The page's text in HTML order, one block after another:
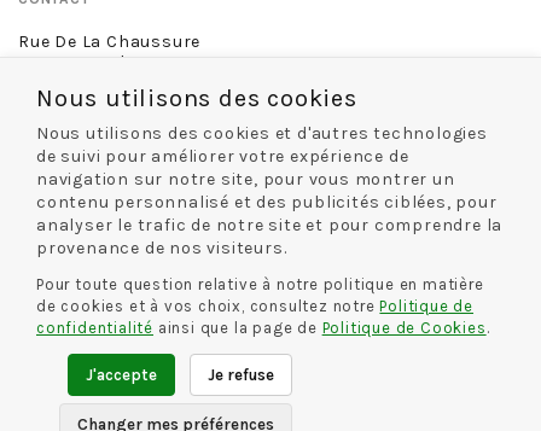
Rue De La Chaussure
46 rue Royale
02 38 68 60 13
NOS MODES DE LIVRAISON
NOS MODES DE PAIEMENT
Paramètres des cookies
Nous utilisons des cookies
Nous utilisons des cookies et d'autres technologies
de suivi pour améliorer votre expérience de
navigation sur notre site, pour vous montrer un
contenu personnalisé et des publicités ciblées, pour
analyser le trafic de notre site et pour comprendre la
provenance de nos visiteurs.
Pour toute question relative à notre politique en matière
de cookies et à vos choix, consultez notrePolitique de
confidentialité ainsi que la page de Politique de Cookies .
J'accepte Je refuse
Changer mes préférences